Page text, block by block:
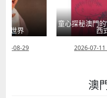
大世界
08-29
童心探秘澳門
西
2026-07-
澳